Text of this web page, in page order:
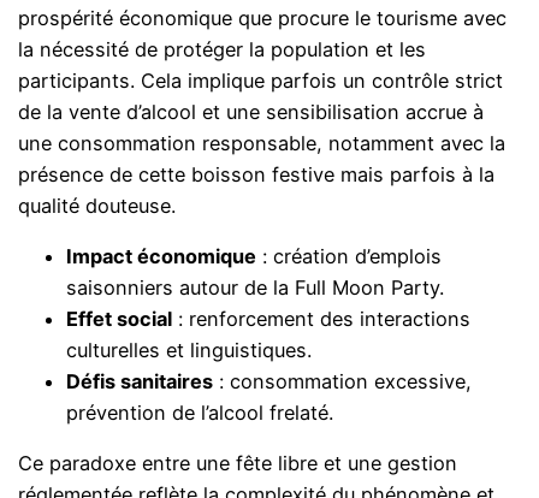
prospérité économique que procure le tourisme avec
la nécessité de protéger la population et les
participants. Cela implique parfois un contrôle strict
de la vente d’alcool et une sensibilisation accrue à
une consommation responsable, notamment avec la
présence de cette boisson festive mais parfois à la
qualité douteuse.
Impact économique : création d’emplois
saisonniers autour de la Full Moon Party.
Effet social : renforcement des interactions
culturelles et linguistiques.
Défis sanitaires : consommation excessive,
prévention de l’alcool frelaté.
Ce paradoxe entre une fête libre et une gestion